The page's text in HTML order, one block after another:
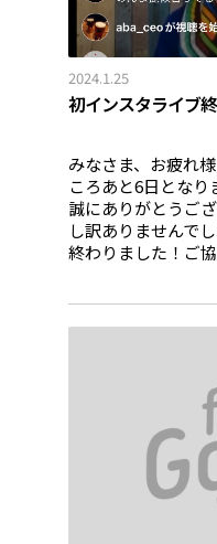
2024.1.25
初インスタライブ
みなさま、お疲れ
ころあと6日とな
誠にありがとうご
し訳ありませんで
終わりました！ご